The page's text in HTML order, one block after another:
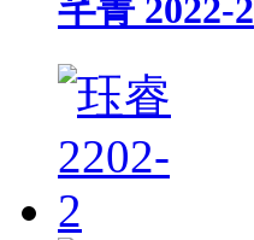
芊菁 2022-2